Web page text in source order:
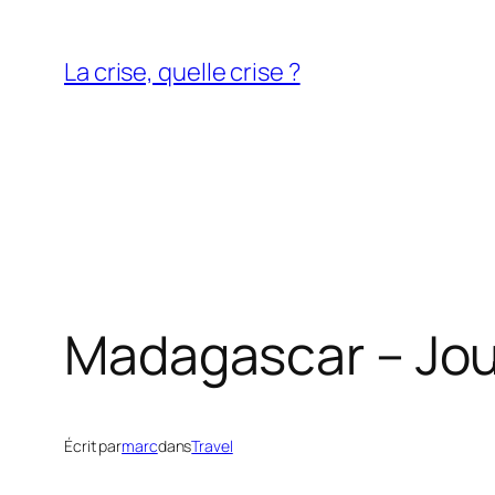
contenu
La crise, quelle crise ?
Madagascar –
Écrit parmarcdansTravel